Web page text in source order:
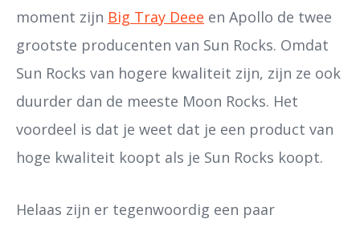
moment zijn Big Tray Deee en Apollo de twee
grootste producenten van Sun Rocks. Omdat
Sun Rocks van hogere kwaliteit zijn, zijn ze ook
duurder dan de meeste Moon Rocks. Het
voordeel is dat je weet dat je een product van
hoge kwaliteit koopt als je Sun Rocks koopt.
Helaas zijn er tegenwoordig een paar